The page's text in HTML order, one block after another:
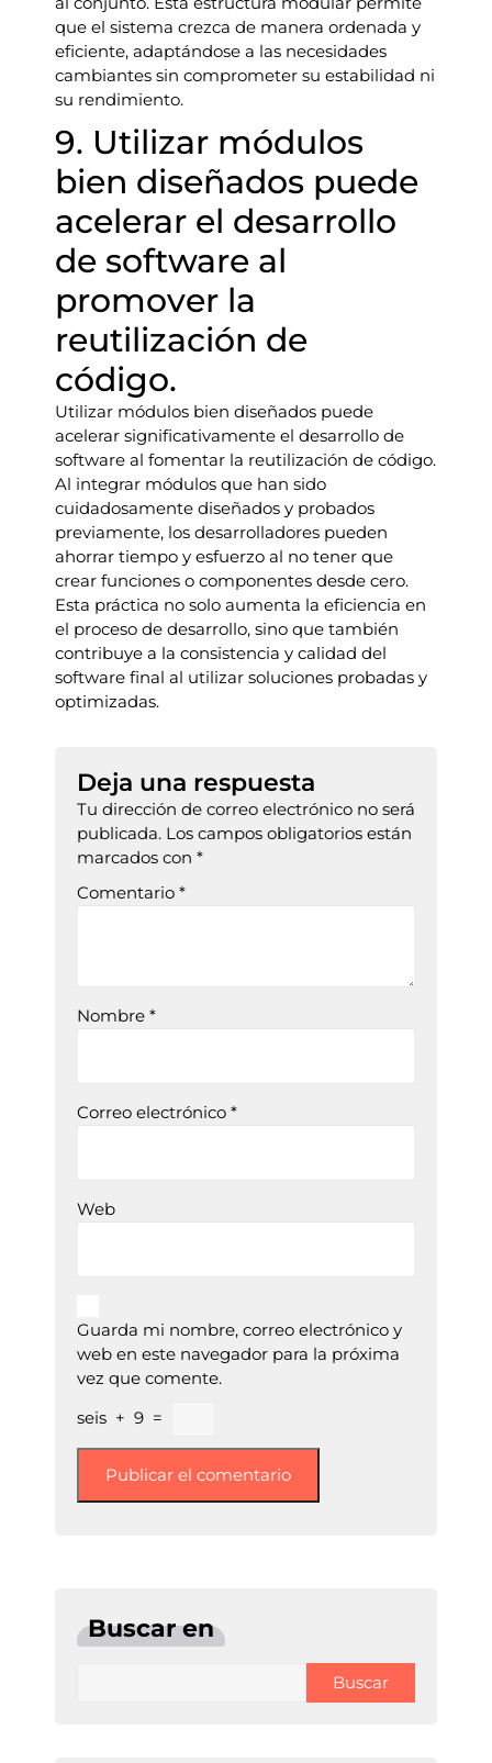
que el sistema crezca de manera ordenada y
eficiente, adaptándose a las necesidades
cambiantes sin comprometer su estabilidad ni
su rendimiento.
9. Utilizar módulos
bien diseñados puede
acelerar el desarrollo
de software al
promover la
reutilización de
código.
Utilizar módulos bien diseñados puede
acelerar significativamente el desarrollo de
software al fomentar la reutilización de código.
Al integrar módulos que han sido
cuidadosamente diseñados y probados
previamente, los desarrolladores pueden
ahorrar tiempo y esfuerzo al no tener que
crear funciones o componentes desde cero.
Esta práctica no solo aumenta la eficiencia en
el proceso de desarrollo, sino que también
contribuye a la consistencia y calidad del
software final al utilizar soluciones probadas y
optimizadas.
Deja una respuesta
Tu dirección de correo electrónico no será
publicada. Los campos obligatorios están
marcados con *
Comentario *
Nombre *
Correo electrónico *
Web
Guarda mi nombre, correo electrónico y
web en este navegador para la próxima
vez que comente.
seis + 9 =
Buscar en
Buscar